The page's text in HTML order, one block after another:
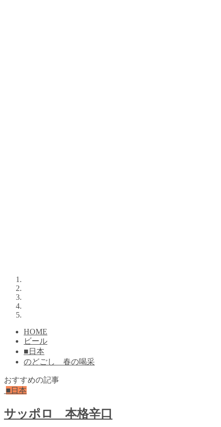
HOME
ビール
■日本
のどごし 春の喝采
おすすめの記事
■日本
サッポロ 本格辛口